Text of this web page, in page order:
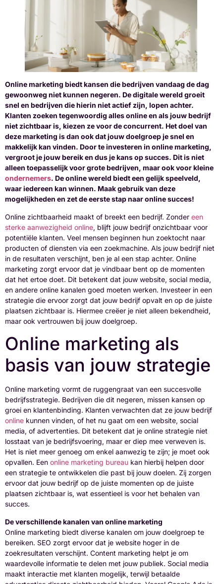
Online marketing biedt kansen die bedrijven vandaag de dag
gewoonweg niet kunnen negeren. De digitale wereld groeit
snel en bedrijven die hierin niet actief zijn, lopen achter.
Klanten zoeken tegenwoordig alles online en als jouw bedrijf
niet zichtbaar is, kiezen ze voor de concurrent. Het doel van
deze marketing is dan ook dat jouw doelgroep je snel en
makkelijk kan vinden. Door te investeren in online marketing,
vergroot je jouw bereik en dus je kans op succes. Dit is niet
alleen toepasselijk voor grote bedrijven, maar ook voor kleine
ondernemers. De online wereld biedt een gelijk speelveld,
waar iedereen kan winnen. Maak gebruik van deze
mogelijkheden en zet de eerste stap naar online succes!
Online zichtbaarheid maakt of breekt een bedrijf. Zonder een
sterke aanwezigheid online, blijft jouw bedrijf onzichtbaar voor
potentiële klanten. Veel mensen beginnen hun zoektocht naar
producten of diensten via een zoekmachine. Als jouw bedrijf niet
in de resultaten verschijnt, ben je al een stap achter. Online
marketing zorgt ervoor dat je vindbaar bent op de momenten
dat het ertoe doet. Dit betekent dat jouw website, social media,
en andere online kanalen goed moeten werken. Investeer in een
strategie die ervoor zorgt dat jouw bedrijf opvalt en op de juiste
plaatsen zichtbaar is. Hiermee creëer je niet alleen bekendheid,
maar ook vertrouwen bij jouw doelgroep.
Online marketing als
basis van jouw strategie
Online marketing vormt de ruggengraat van een succesvolle
bedrijfsstrategie. Bedrijven die dit negeren, missen kansen op
groei en klantenbinding. Klanten verwachten dat ze jouw bedrijf
online kunnen vinden, of het nu gaat om een website, social
media, of advertenties. Dit betekent dat je online strategie niet
losstaat van je bedrijfsvoering, maar er diep mee verweven is.
Het is niet meer genoeg om enkel aanwezig te zijn; je moet ook
opvallen. Een online marketing bureau kan hierbij helpen door
een strategie te ontwikkelen die past bij jouw doelen. Zij zorgen
ervoor dat jouw bedrijf op de juiste momenten op de juiste
plaatsen zichtbaar is, wat essentieel is voor het behalen van
succes.
De verschillende kanalen van online marketing
Online marketing biedt diverse kanalen om jouw doelgroep te
bereiken. SEO zorgt ervoor dat je website hoger in de
zoekresultaten verschijnt. Content marketing helpt je om
waardevolle informatie te delen met jouw publiek. Social media
maakt interactie met klanten mogelijk, terwijl betaalde